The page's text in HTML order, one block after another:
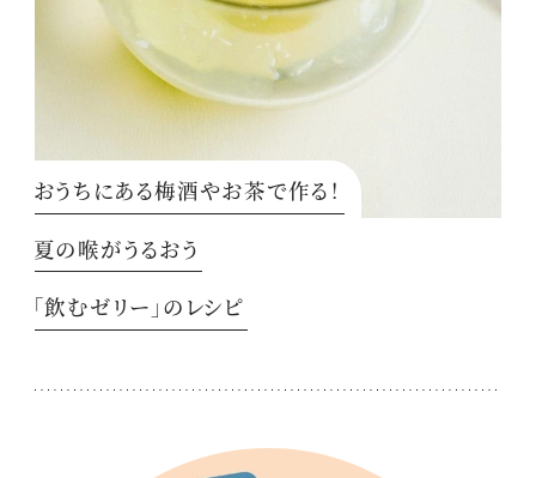
おうちにある梅酒やお茶で作る！
夏の喉がうるおう
「飲むゼリー」のレシピ